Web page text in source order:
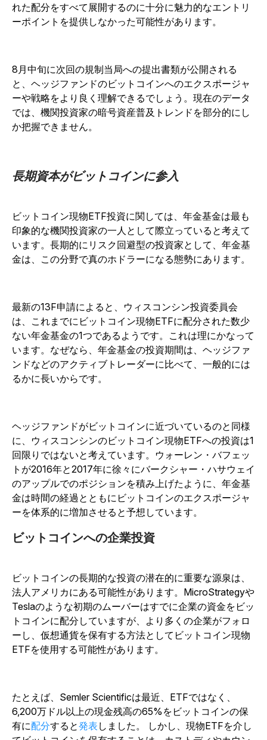
れた配分をすべて展開するのに十分に魅力的なエントリ
ーポイントを提供しなかった可能性があります。
8月中旬に次回の規制当局への提出書類が公開される
と、ヘッジファンドのビットコインへのエクスポージャ
ーや戦略をより良く理解できるでしょう。現在のデータ
では、機関投資家の暗号資産普及トレンドを部分的にし
か把握できません。
長期資本がビットコインに参入
ビットコイン現物ETF投資に関しては、年金基金は最も
印象的な機関投資家の一人として際立っていると考えて
います。長期的にリスク回避型の投資家として、年金基
金は、この分野で真のホドラーになる態勢にあります。
最新の13F申請によると、ウィスコンシン投資委員会
は、これまでにビットコイン現物ETFに配分された数少
ない年金基金の1つであるようです。これは理にかなって
います。なぜなら、年金基金の投資期間は、ヘッジファ
ンドなどのアクティブトレーダーに比べて、一般的には
るかに長いからです。
ヘッジファンドがビットコインに近づいているのと同様
に、ウィスコンシンのビットコイン現物ETFへの投資は1
回限りではないと考えています。ウォーレン・バフェッ
トが2016年と2017年に徐々にバークシャー・ハサウェイ
のアップルでのポジションを積み上げたように、年金基
金は時間の経過とともにビットコインのエクスポージャ
ーを体系的に増加させると予想しています。
ビットコインへの企業投資
ビットコインの長期的な投資の潜在的に重要な源泉は、
法人アメリカにある可能性があります。MicroStrategyや
Teslaのような初期のムーバーはすでに企業の資金をビッ
トコインに配分していますが、より多くの企業がフォロ
ーし、仮想通貨を保有する方法としてビットコイン現物
ETFを使用する可能性があります。
たとえば、Semler Scientificは最近、ETFではなく、
6,200万ドル以上の現金残高の65%をビットコインの保
有に配分すると発表 しました。
しかし、現物ETFを介し